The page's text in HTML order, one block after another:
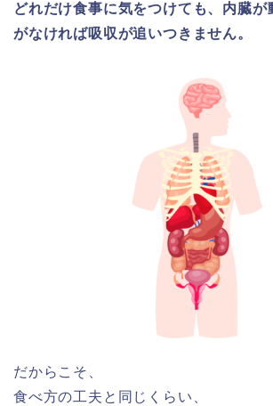
どれだけ食事に気をつけても、内臓が
がなければ吸収が追いつきません。
だからこそ、
食べ方の工夫と同じくらい、